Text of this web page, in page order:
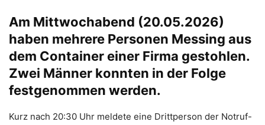
Am Mittwochabend (20.05.2026)
haben mehrere Personen Messing aus
dem Container einer Firma gestohlen.
Zwei Männer konnten in der Folge
festgenommen werden.
Kurz nach 20:30 Uhr meldete eine Drittperson der Notruf-